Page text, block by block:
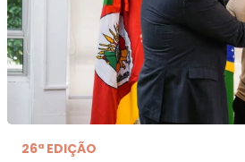
26ª EDIÇÃO